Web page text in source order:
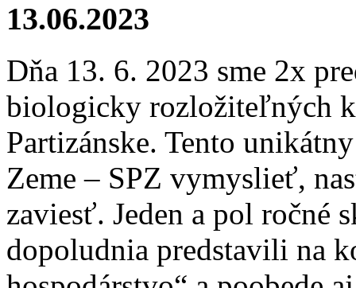
13.06.2023
Dňa 13. 6. 2023 sme 2x
biologicky rozložiteľných
Partizánske. Tento
Zeme – SPZ vymyslieť,
zaviesť. Jeden a pol ročné
dopoludnia predstavili na